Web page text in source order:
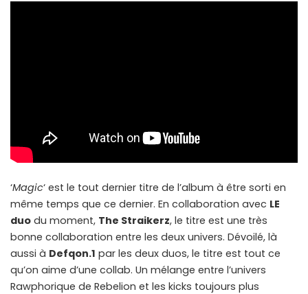
‘Magic‘ est le tout dernier titre de l’album à être sorti en
même temps que ce dernier. En collaboration avec LE
duo du moment, The Straikerz, le titre est une très
bonne collaboration entre les deux univers. Dévoilé, là
aussi à Defqon.1 par les deux duos, le titre est tout ce
qu’on aime d’une collab. Un mélange entre l’univers
Rawphorique de Rebelion et les kicks toujours plus